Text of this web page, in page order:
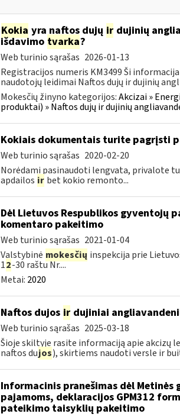
Kokia yra naftos dujų irdujinių
išdavimo tvarka?
Web turinio sąrašas 2026-01-13
Registracijos numeris KM3499 Ši
naudotojų leidimai Naftos dujų ir dujinių
Mokesčių žinyno kategorijos:Akcizai »
produktai) » Naftos dujų ir dujinių
Kokiais dokumentais turite pagrįsti
Web turinio sąrašas 2020-02-20
Norėdami pasinaudoti lengvata, privalote
apdailos ir bet kokio remonto...
Dėl Lietuvos Respublikos gyventojų
komentaro pakeitimo
Web turinio sąrašas 2021-01-04
Valstybinė mokesčių inspekcija prie
12-30 raštu Nr....
Metai: 2020
Naftos dujos irdujiniai
Web turinio sąrašas 2025-03-18
Šioje skiltyje rasite informaciją apie akcizų
naftos dujos), skirtiems naudoti versle ir
Informacinis pranešimas dėl
pajamoms, deklaracijos GPM312
pateikimo taisyklių pakeitimo